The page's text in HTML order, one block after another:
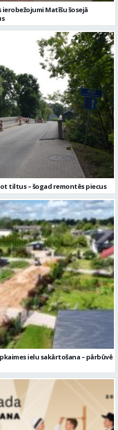
ierobežojumi Matīšu šosejā
tiltus – šogad remontēs piecus
ielu sakārtošana – pārbūvē